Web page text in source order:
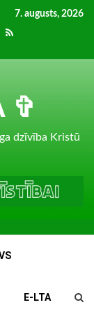
7. augusts, 2026
RSS
✞
dzīvība Kristū
E-LTA